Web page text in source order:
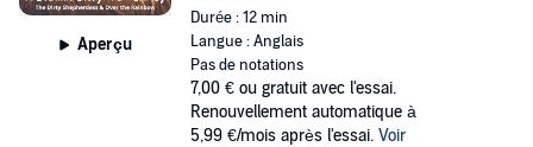
Aperçu
Durée : 12 min
Langue : Anglais
Pas de notations
7,00 € ou gratuit avec l'essai.
Renouvellement automatique à
5,99 €/mois après l'essai. Voir